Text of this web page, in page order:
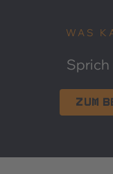
WAS
Sprich
Zum